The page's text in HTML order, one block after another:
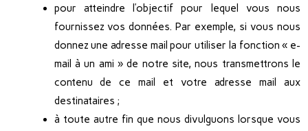
pour atteindre l’objectif pour lequel vous nous
fournissez vos données. Par exemple, si vous nous
donnez une adresse mail pour utiliser la fonction « e-
mail à un ami » de notre site, nous transmettrons le
contenu de ce mail et votre adresse mail aux
destinataires ;
à toute autre fin que nous divulguons lorsque vous